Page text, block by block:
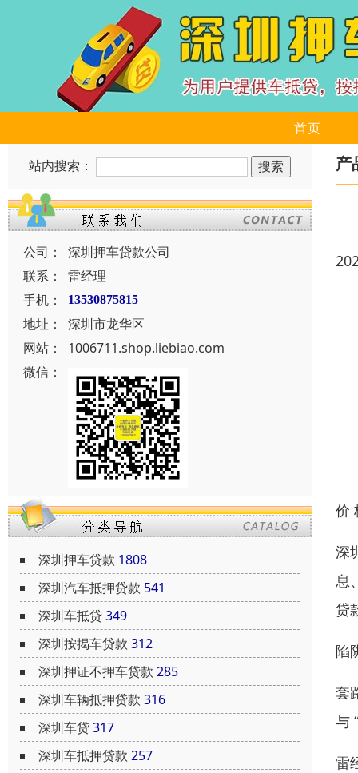
首页
站内搜索：
公司：
深圳押车贷款公司
联系：
雷经理
手机：
13530875815
地址：
深圳市龙华区
网站：
1006711.shop.liebiao.com
微信：
深圳押车贷款 1808
深圳汽车抵押贷款 541
深圳车抵贷349
深圳按揭车贷款 312
深圳押证不押车贷款 285
深圳车辆抵押贷款 316
深圳车贷317
深圳车抵押贷款 257
产
价
深
息
贷
陷
套
与
雷